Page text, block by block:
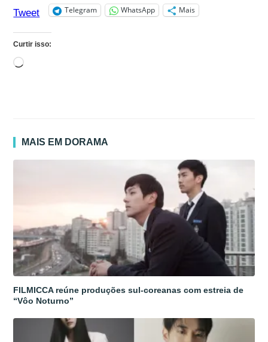
Tweet Telegram WhatsApp Mais
Curtir isso:
Carregando...
MAIS EM DORAMA
FILMICCA reúne produções sul-coreanas com estreia de
“Vôo Noturno”